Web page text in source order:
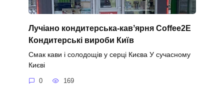
Лучіано кондитерська-кавʼярня Coffee2E
Кондитерські вироби Київ
Смак кави і солодощів у серці Києва У сучасному
Києві
0 169